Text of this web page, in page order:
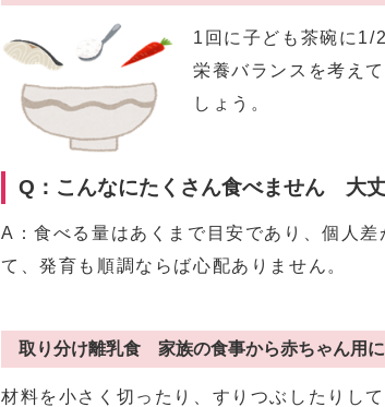
1回に子ども茶碗に1/
栄養バランスを考え
しょう。
Q：こんなにたくさん食べません 大
A：食べる量はあくまで目安であり、個人
て、発育も順調ならば心配ありません。
取り分け離乳食 家族の食事から赤ちゃん用
材料を小さく切ったり、すりつぶしたりし